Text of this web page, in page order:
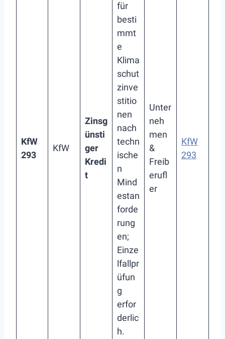
KfW
293
KfW
Zinsg
ünsti
ger
Kredi
t
für
besti
mmt
e
Klima
schut
zinve
stitio
nen
nach
techn
ische
n
Mind
estan
forde
rung
en;
Einze
lfallpr
üfun
g
erfor
derlic
h.
Unter
neh
men
&
Freib
erufl
er
KfW
293